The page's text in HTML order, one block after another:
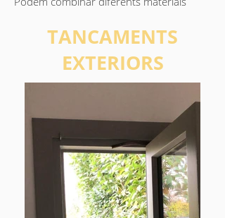
TANCAMENTS
EXTERIORS